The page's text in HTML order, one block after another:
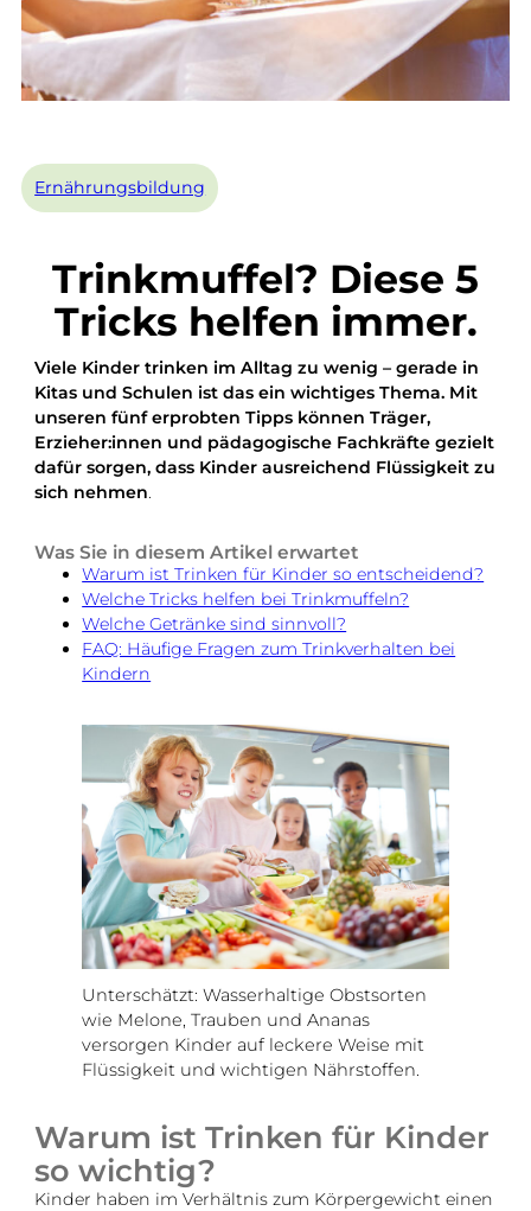
Ernährungsbildung
Trinkmuffel? Diese 5
Tricks helfen immer.
Viele Kinder trinken im Alltag zu wenig – gerade in
Kitas und Schulen ist das ein wichtiges Thema. Mit
unseren fünf erprobten Tipps können Träger,
Erzieher:innen und pädagogische Fachkräfte gezielt
dafür sorgen, dass Kinder ausreichend Flüssigkeit zu
sich nehmen.
Was Sie in diesem Artikel erwartet
Warum ist Trinken für Kinder so entscheidend?
Welche Tricks helfen bei Trinkmuffeln?
Welche Getränke sind sinnvoll?
FAQ: Häufige Fragen zum Trinkverhalten bei
Kindern
Unterschätzt: Wasserhaltige Obstsorten
wie Melone, Trauben und Ananas
versorgen Kinder auf leckere Weise mit
Flüssigkeit und wichtigen Nährstoffen.
Warum ist Trinken für Kinder
so wichtig?
Kinder haben im Verhältnis zum Körpergewicht einen